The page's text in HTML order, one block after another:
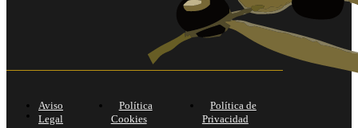
Aviso
Legal
Política
Cookies
Política de
Privacidad